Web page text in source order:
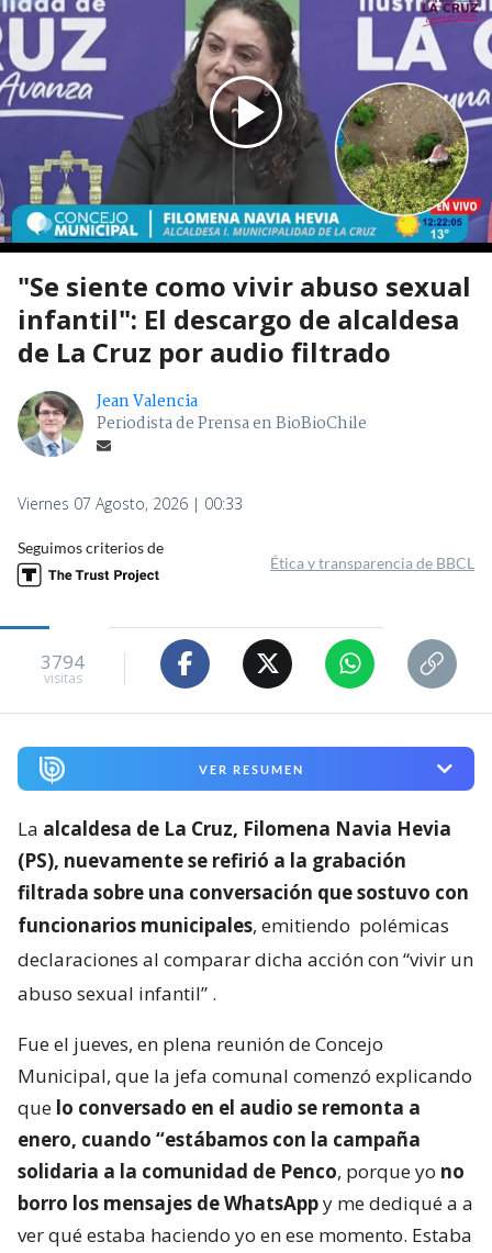
"Se siente como vivir abuso sexual
infantil": El descargo de alcaldesa
de La Cruz por audio filtrado
Jean Valencia
Periodista de Prensa en BioBioChile
Viernes 07 Agosto, 2026 | 00:33
Seguimos criterios de
Ética y transparencia de BBCL
3794
visitas
VER RESUMEN
La alcaldesa de La Cruz, Filomena Navia Hevia
(PS), nuevamente se refirió a la grabación
filtrada sobre una conversación que sostuvo con
funcionarios municipales, emitiendo polémicas
declaraciones al comparar dicha acción con “vivir un
abuso sexual infantil” .
Fue el jueves, en plena reunión de Concejo
Municipal, que la jefa comunal comenzó explicando
que lo conversado en el audio se remonta a
enero, cuando “estábamos con la campaña
solidaria a la comunidad de Penco, porque yo no
borro los mensajes de WhatsAppy me dediqué a a
ver qué estaba haciendo yo en ese momento. Estaba